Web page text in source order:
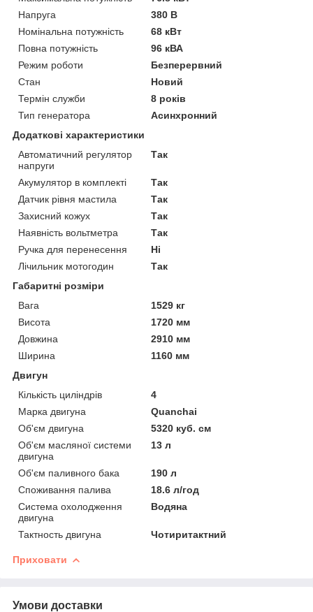
Напруга
380 В
Номінальна потужність
68 кВт
Повна потужність
96 кВА
Режим роботи
Безперервний
Стан
Новий
Термін служби
8 років
Тип генератора
Асинхронний
Додаткові характеристики
Автоматичний регулятор
напруги
Так
Акумулятор в комплекті
Так
Датчик рівня мастила
Так
Захисний кожух
Так
Наявність вольтметра
Так
Ручка для перенесення
Ні
Лічильник мотогодин
Так
Габаритні розміри
Вага
1529 кг
Висота
1720 мм
Довжина
2910 мм
Ширина
1160 мм
Двигун
Кількість циліндрів
4
Марка двигуна
Quanchai
Об'єм двигуна
5320 куб. см
Об'єм масляної системи
двигуна
13 л
Об'єм паливного бака
190 л
Споживання палива
18.6 л/год
Система охолодження
двигуна
Водяна
Тактность двигуна Чотиритактний
Приховати
Умови доставки